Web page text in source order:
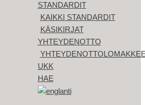
STANDARDIT
KAIKKI STANDARDIT
KÄSIKIRJAT
YHTEYDENOTTO
UKK
HAE